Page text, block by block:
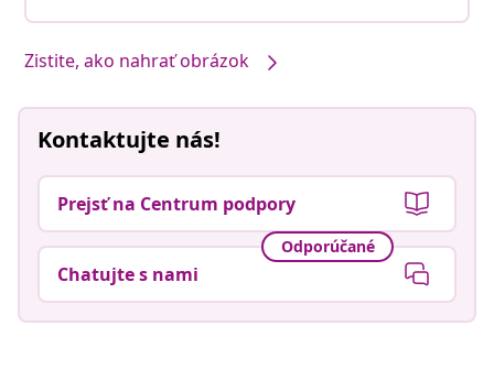
Zistite, ako nahrať obrázok
Kontaktujte nás!
Prejsť na Centrum podpory
Odporúčané
Chatujte s nami